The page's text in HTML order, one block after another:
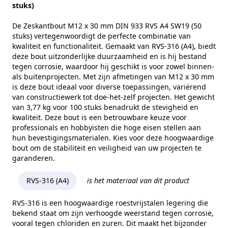
Kopvorm
Alternatieve norm
ISO 4017
Maat (e)
21,1 mm
Kophoogte (k)
7,5 mm
Gewicht per 100 stuks
3,77 kg
Aandrijving
Buitenzeskant
Draadtype
Metrisch
Inhoud verpakking
50
Merk
RVS Products
stuks)
De Zeskantbout M12 x 30 mm DIN 933 RVS A4 SW19 (50
stuks) vertegenwoordigt de perfecte combinatie van
kwaliteit en functionaliteit. Gemaakt van RVS-316 (A4), biedt
deze bout uitzonderlijke duurzaamheid en is hij bestand
tegen corrosie, waardoor hij geschikt is voor zowel binnen-
als buitenprojecten. Met zijn afmetingen van M12 x 30 mm
is deze bout ideaal voor diverse toepassingen, variërend
van constructiewerk tot doe-het-zelf projecten. Het gewicht
van 3,77 kg voor 100 stuks benadrukt de stevigheid en
kwaliteit. Deze bout is een betrouwbare keuze voor
professionals en hobbyisten die hoge eisen stellen aan
hun bevestigingsmaterialen. Kies voor deze hoogwaardige
bout om de stabiliteit en veiligheid van uw projecten te
garanderen.
RVS-316 (A4) is het materiaal van dit product
RVS-316 is een hoogwaardige roestvrijstalen legering die
bekend staat om zijn verhoogde weerstand tegen corrosie,
vooral tegen chloriden en zuren. Dit maakt het bijzonder